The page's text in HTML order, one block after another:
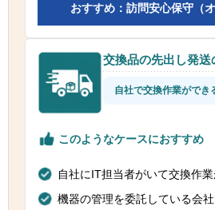
おすすめ：訪問安心保守（オ
交換品の先出し発送
自社で交換作業ができ
このようなケースにおすすめ
自社にIT担当者がいて交換作
機器の管理を委託している会